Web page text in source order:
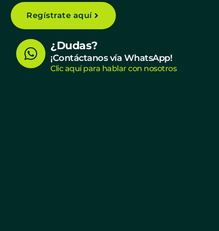
Regístrate aquí
W
h
¿Dudas?
¡Contáctanos vía WhatsApp!
Clic aquí para hablar con nosotros